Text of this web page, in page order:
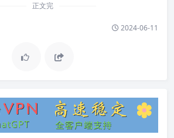
正文完
2024-06-11